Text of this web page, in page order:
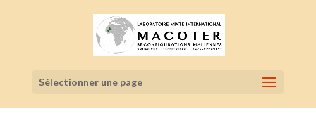
Sélectionner une page